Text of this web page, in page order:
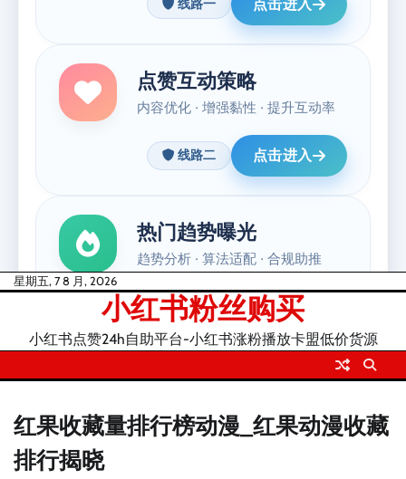
Skip星期五, 7 8 月, 2026
小红书粉丝购买
小红书点赞24h自助平台-小红书涨粉播放卡盟低价货源
红果收藏量排行榜动漫_红果动漫收藏
排行揭晓